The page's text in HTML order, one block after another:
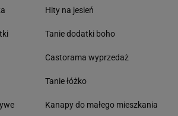
Hity na jesień
Tanie dodatki boho
Castorama wyprzedaż
Tanie łóżko
Kanapy do małego mieszkania